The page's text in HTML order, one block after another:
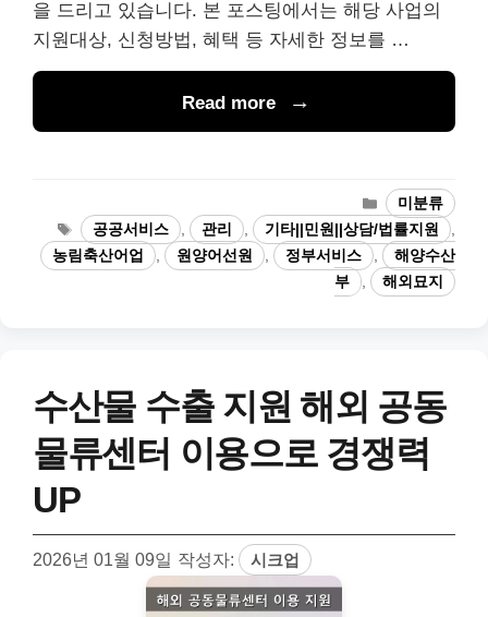
을 드리고 있습니다. 본 포스팅에서는 해당 사업의
지원대상, 신청방법, 혜택 등 자세한 정보를 …
Read more
카
테
고
리
미분류
태
그
공공서비스 , 관리 , 기타||민원||상담/법률지원
,
농림축산어업
, 원양어선원 , 정부서비스 ,
해양수산
부
, 해외묘지
수산물 수출 지원 해외 공동
물류센터 이용으로 경쟁력
UP
2026년 01월 09일 작성자: 시크업